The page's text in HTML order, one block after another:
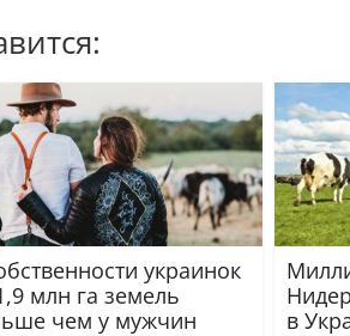
украинок
млн га земель
чем у мужчин
в